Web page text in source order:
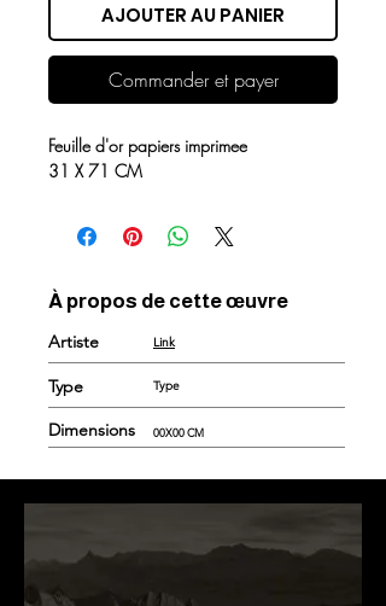
AJOUTER AU PANIER
Commander et payer
Feuille d'or papiers imprimee
31 X 71 CM
À propos de cette œuvre
Artiste Link
Type Type
Dimensions 00X00 CM